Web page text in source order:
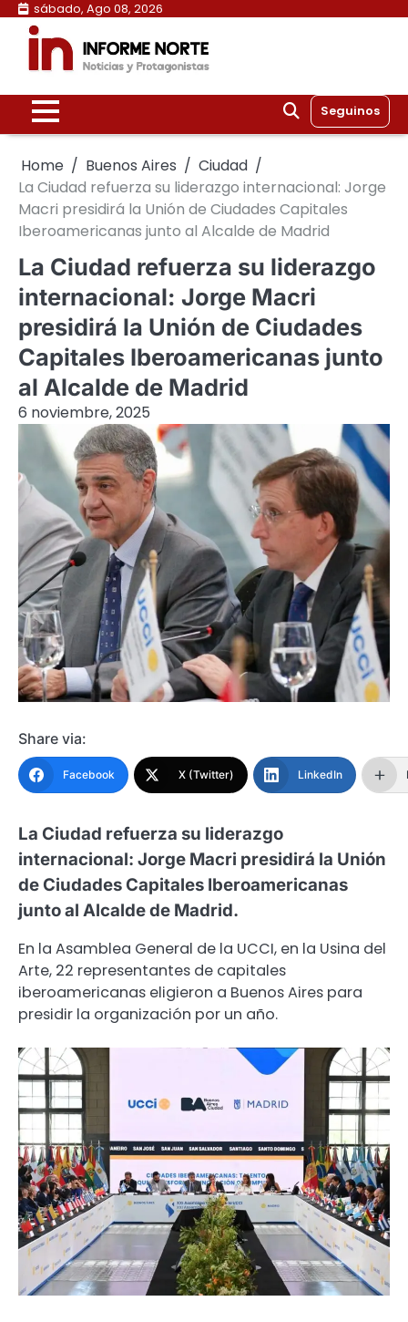
Skip
content
sábado, Ago 08, 2026
Seguinos
Home Buenos Aires
Ciudad
La Ciudad refuerza su liderazgo internacional: Jorge
Macri presidirá la Unión de Ciudades Capitales
Iberoamericanas junto al Alcalde de Madrid
La Ciudad refuerza su liderazgo
internacional: Jorge Macri
presidirá la Unión de Ciudades
Capitales Iberoamericanas junto
al Alcalde de Madrid
6 noviembre, 2025
Share via:
Facebook X (Twitter) LinkedIn
La Ciudad refuerza su liderazgo
internacional: Jorge Macri presidirá la Unión
de Ciudades Capitales Iberoamericanas
junto al Alcalde de Madrid.
En la Asamblea General de la UCCI, en la Usina del
Arte, 22 representantes de capitales
iberoamericanas eligieron a Buenos Aires para
presidir la organización por un año.